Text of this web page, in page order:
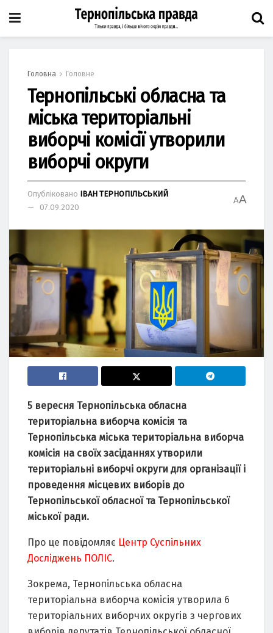
Головна Головне
Тернопільські обласна та
міська територіальні
виборчі комісії утворили
виборчі округи
Опубліковано ІВАН ТЕРНОПІЛЬСЬКИЙ
07.09.2020
AA
5 вересня Тернопільська обласна
територіальна виборча комісія та
Тернопільська міська територіальна виборча
комісія на своїх засіданнях утворили
територіальні виборчі округи для організації і
проведення місцевих виборів до
Тернопільської обласної та Тернопільської
міської ради.
Про це повідомляє Центр Суспільних
Досліджень ПОЛІС.
Зокрема, Тернопільська обласна
територіальна виборча комісія утворила 6
територіальних виборчих округів з чергових